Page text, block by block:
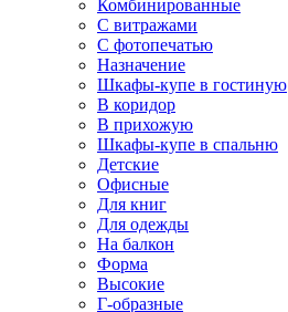
Комбинированные
С витражами
С фотопечатью
Назначение
Шкафы-купе в гостиную
В коридор
В прихожую
Шкафы-купе в спальню
Детские
Офисные
Для книг
Для одежды
На балкон
Форма
Высокие
Г-образные